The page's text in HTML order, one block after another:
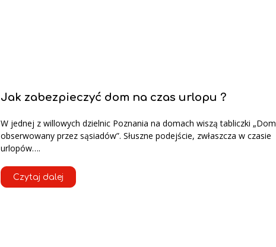
Jak zabezpieczyć dom na czas urlopu ?
W jednej z willowych dzielnic Poznania na domach wiszą tabliczki „Dom
obserwowany przez sąsiadów”. Słuszne podejście, zwłaszcza w czasie
urlopów….
Czytaj dalej